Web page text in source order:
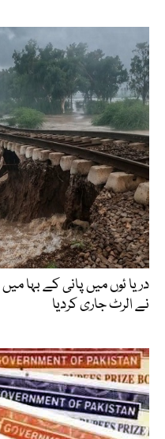
دریا ئوں میں پانی کے بہا
نے الرٹ جاری کردیا